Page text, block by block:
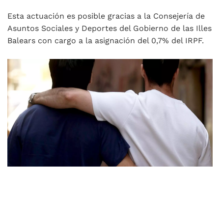
Esta actuación es posible gracias a la Consejería de
Asuntos Sociales y Deportes del Gobierno de las Illes
Balears con cargo a la asignación del 0,7% del IRPF.